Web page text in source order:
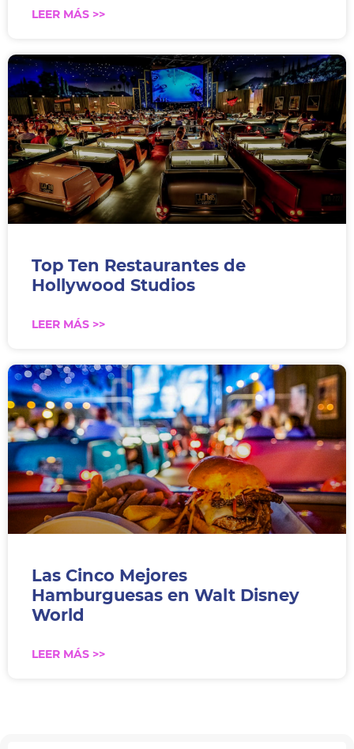
LEER MÁS >>
Top Ten Restaurantes de
Hollywood Studios
LEER MÁS >>
Las Cinco Mejores
Hamburguesas en Walt Disney
World
LEER MÁS >>